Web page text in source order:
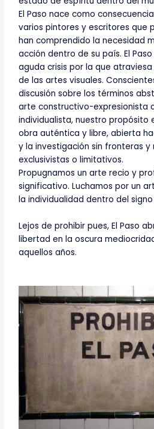
El Paso nace como
varios pintores y escritores que
han comprendido la necesidad
acción dentro de su país. El
aguda crisis por la que
de las artes visuales.
discusión sobre los términos
arte constructivo-expresionista
individualista, nuestro propósito
obra auténtica y libre, abierta
y la investigación sin fronteras y
exclusivistas o limitativos.
Propugnamos un arte recio y
significativo. Luchamos por un
la individualidad dentro del
Lejos de prohibir pues, El Paso
libertad en la oscura
aquellos años.